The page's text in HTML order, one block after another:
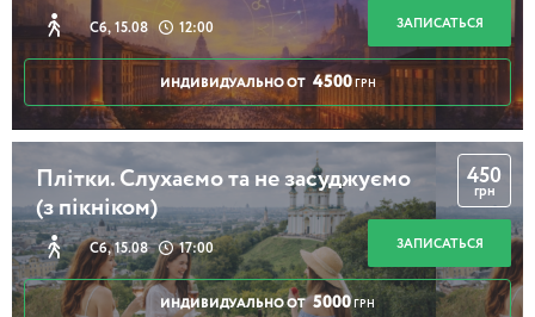
Сб, 15.08 12:00 ЗАПИСАТЬСЯ
ИНДИВИДУАЛЬНО ОТ 4500 ГРН
Плітки. Слухаємо та не засуджуємо
(з пікніком)
Сб, 15.08 17:00
450
грн
ЗАПИСАТЬСЯ
ИНДИВИДУАЛЬНО ОТ 5000 ГРН